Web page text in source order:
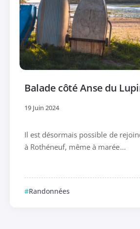
Balade côté Anse du
19 Juin 2024
Il est désormais possible de
à Rothéneuf, même à marée...
Randonnées